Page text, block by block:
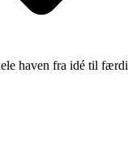
haven fra idé til